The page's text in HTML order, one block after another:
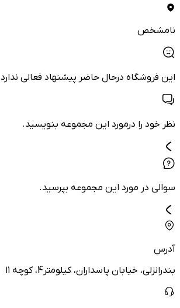
نامشخص
این فروشگاه درحال حاضر پیشنهاد فعالی ندارد
نظر خود را درمورد این مجموعه بنویسید.
سوالی در مورد این مجموعه بپرسید.
آدرس
بندرانزلی، خیابان پاسداران، کیلومتر4، کوچه ۱۱